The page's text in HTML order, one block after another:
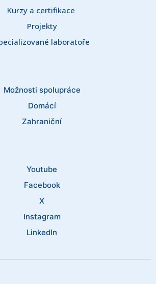
Kurzy a certifikace
Projekty
laboratoře
Možnosti spolupráce
Domácí
Zahraniční
Youtube
Facebook
X
Instagram
LinkedIn